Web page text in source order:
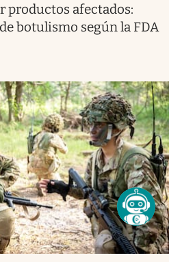
productos afectados:
botulismo según la FDA